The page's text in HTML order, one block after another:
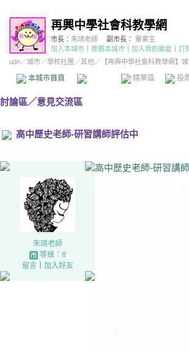
再興中學社會科教學網
市長： 朱琪老師 副市長： 畢業生
加入本城市
推薦本城市 加入我的最愛
訂
udn／城市／學校社團 ／其他 ／ 【再興中學社會科教學網】
本城市首頁 精華區 投
討論區／意見交流區
高中歷史老師-研習講師評估中
朱琪老師
等級：8
留言｜ 加入好友
高中歷史老師-研習講